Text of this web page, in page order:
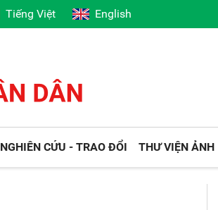
Tiếng Việt English
NGHIÊN CỨU - TRAO ĐỔI THƯ VIỆN ẢNH